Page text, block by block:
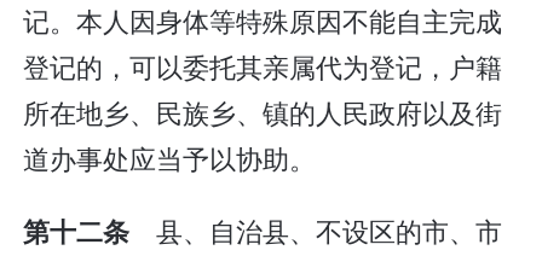
记。本人因身体等特殊原因不能自主完成
登记的，可以委托其亲属代为登记，户籍
所在地乡、民族乡、镇的人民政府以及街
道办事处应当予以协助。
第十二条 县、自治县、不设区的市、市